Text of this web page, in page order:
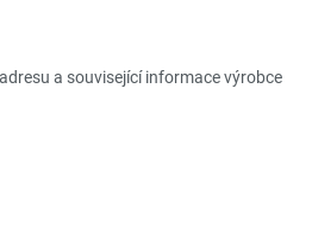
a související informace výrobce